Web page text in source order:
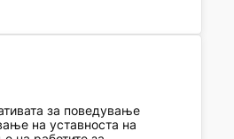
за поведување
на уставноста на